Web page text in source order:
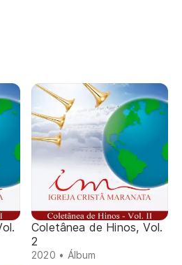
Coletânea de Hinos, Vol.
2
2020 • Álbum